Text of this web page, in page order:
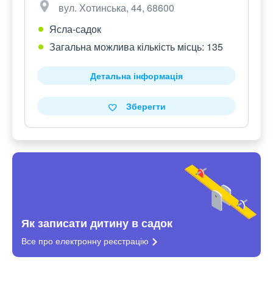
вул. Хотинська, 44, 68600
Ясла-садок
Загальна можлива кількість місць: 135
Детальна інформація
Зберегти
Як записати дитину в садок
Все про електронну реєстрацію